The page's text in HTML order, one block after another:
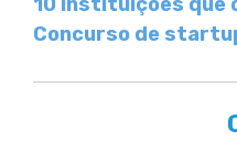
Concurso de